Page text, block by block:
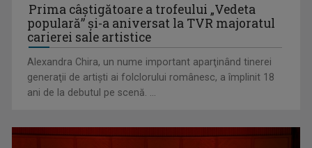
De peste 160 de ani în slujba culturii românești. Povestea
Prima câştigătoare a trofeului „Vedeta
populară” şi-a aniversat la TVR majoratul
carierei sale artistice
Alexandra Chira, un nume important aparţinând tinerei
generaţii de artişti ai folclorului românesc, a împlinit 18
ani de la debutul pe scenă. ...